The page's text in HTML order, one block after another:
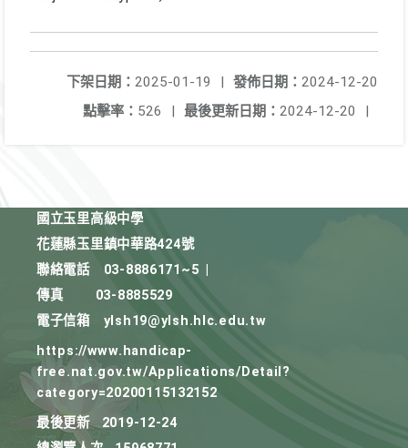
發佈日期： 2024-12-20
下架日期： 2025-01-19
|
最後更新日期： 2024-12-20 |
點擊率： 526 |
國立玉里高級中學
花蓮縣玉里鎮中華路424號
聯絡電話
03-8886171~5
傳真
03-8885529
電子信箱
ylsh19@ylsh.hlc.edu.tw
https://www.handicap-
free.nat.gov.tw/Applications/Detail?
category=20200115132152
最後更新
2019-12-24